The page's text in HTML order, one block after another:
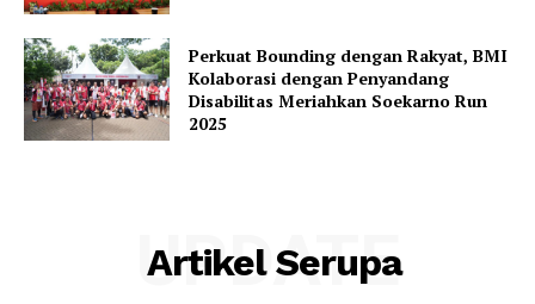
Perkuat Bounding dengan Rakyat, BMI
Kolaborasi dengan Penyandang
Disabilitas Meriahkan Soekarno Run
2025
Artikel Serupa
UPDATE